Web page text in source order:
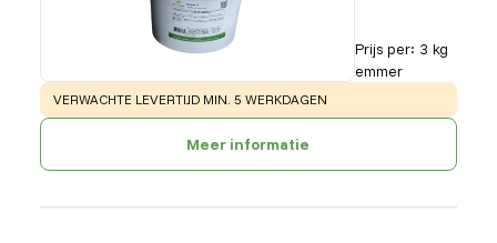
Prijs per: 3 kg
emmer
WARNING:
VERWACHTE LEVERTIJD MIN. 5 WERKDAGEN
Meer informatie